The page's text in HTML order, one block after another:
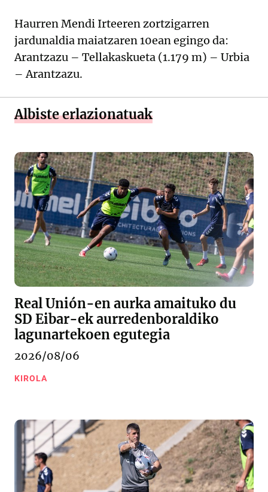
Haurren Mendi Irteeren zortzigarren
jardunaldia maiatzaren 10ean egingo da:
Arantzazu – Tellakaskueta (1.179 m) – Urbia
– Arantzazu.
Albiste erlazionatuak
Real Unión-en aurka amaituko du
SD Eibar-ek aurredenboraldiko
lagunartekoen egutegia
2026/08/06
KIROLA